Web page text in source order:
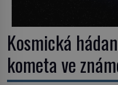
Kosmická
kometa ve